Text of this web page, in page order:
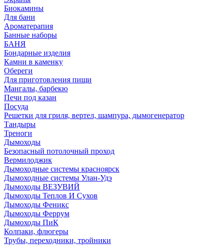
Биокамины
Для бани
Ароматерапия
Банные наборы
БАНЯ
Бондарные изделия
Камни в каменку
Обереги
Для приготовления пищи
Мангалы, барбекю
Печи под казан
Посуда
Решетки для гриля, вертел, шампура, дымогенератор
Тандыры
Треноги
Дымоходы
Безопасный потолочный проход
Вермилоджик
Дымоходные системы красноярск
Дымоходные системы Улан-Удэ
Дымоходы ВЕЗУВИЙ
Дымоходы Теплов И Сухов
Дымоходы Феникс
Дымоходы Феррум
Дымоходы ПиК
Колпаки, флюгеры
Трубы, переходники, тройники